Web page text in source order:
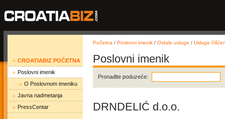
CROATIABIZ POČETNA
Poslovni imenik
O Poslovnom imeniku
Javna nadmetanja
PressCentar
Početna / Poslovni imenik / Ostale usluge / Usluge
Poslovni imenik
Pronađite poduzeće:
DRNDELIĆ d.o.o.